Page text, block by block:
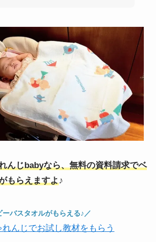
んじbabyなら、無料の資料請求でベ
もらえますよ♪
ーバスタオルがもらえる♪／
れんじでお試し教材をもらう